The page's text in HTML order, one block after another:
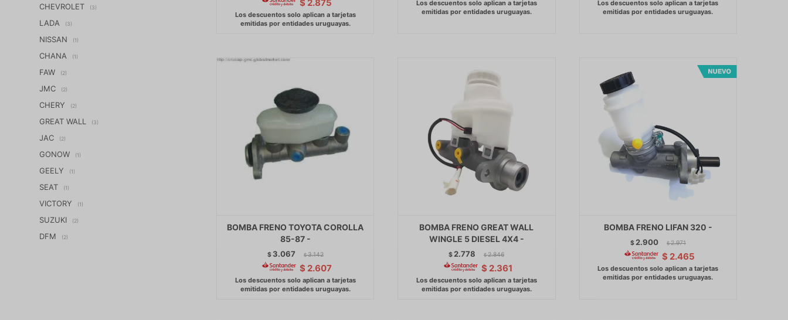
$ 2.875
BOMBA FRENO TOYOTA COROLLA
85-87 -
$ 3.067 $ 3.142
$ 2.607
BOMBA FRENO GREAT WALL
WINGLE 5 DIESEL 4X4 -
$ 2.778 $ 2.846
$ 2.361
BOMBA FRENO LIFAN 320 -
$ 2.900 $ 2.971
$ 2.465
CHEVROLET (3)
LADA (3)
NISSAN (1)
CHANA (1)
FAW (2)
JMC (2)
CHERY (2)
GREAT WALL (3)
JAC (2)
GONOW (1)
GEELY (1)
SEAT (1)
VICTORY (1)
SUZUKI (2)
DFM (2)